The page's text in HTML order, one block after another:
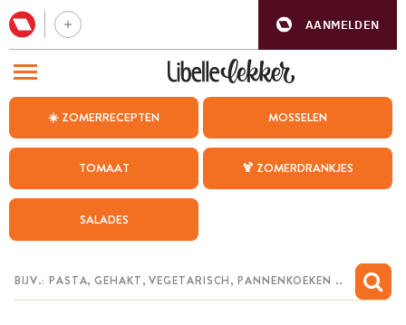
AANMELDEN
☀️ ZOMERRECEPTEN MOSSELEN
TOMAAT 🍹 ZOMERDRANKJES
SALADES
BEZOEK ONZE ANDERE WEBSITES
WEEKMENU
CHAT MET MAIA
MIJN BEWAARDE RECEPTEN